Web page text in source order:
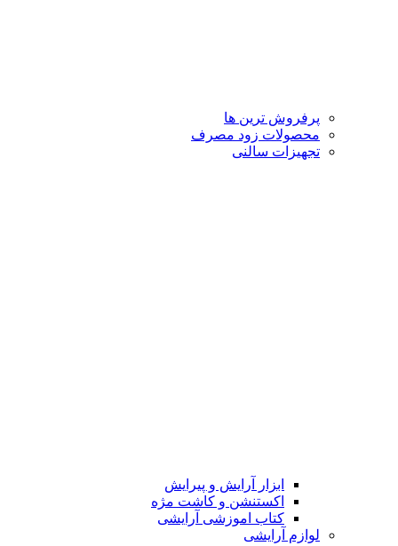
پرفروش ترین ها
محصولات زود مصرف
تجهیزات سالنی
ابزار آرایش و پیرایش
اکستنشن و کاشت مژه
کتاب اموزشی آرایشی
لوازم آرایشی